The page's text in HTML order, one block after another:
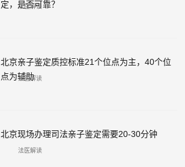
定，是否可靠？
法医解读
北京亲子鉴定质控标准21个位点为主，40个位
点为辅助
法医解读
北京现场办理司法亲子鉴定需要20-30分钟
法医解读